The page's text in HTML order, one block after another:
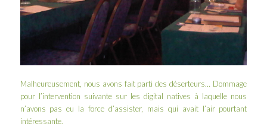
Malheureusement, nous avons fait parti des déserteurs… Dommage
pour l’intervention suivante sur les digital natives à laquelle nous
n’avons pas eu la force d’assister, mais qui avait l’air pourtant
intéressante.